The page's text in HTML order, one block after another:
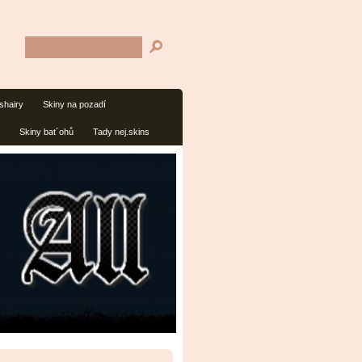
Skiny na pozadí
Skiny bat´ohů Tady nej.skins